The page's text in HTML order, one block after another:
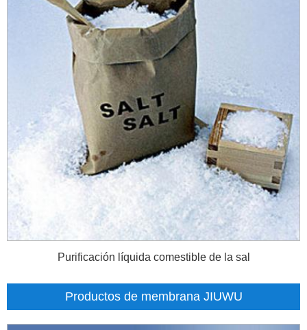
Purificación líquida comestible de la sal
Productos de membrana JIUWU